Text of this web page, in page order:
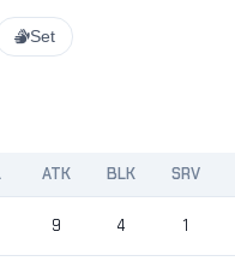
Set
ATK BLK SRV
9 4 1